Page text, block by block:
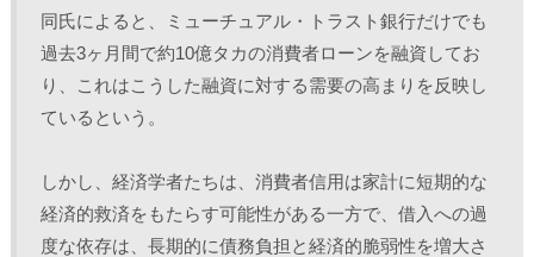
同氏によると、ミューチュアル・トラスト銀行だけでも
過去3ヶ月間で約10億タカの消費者ローンを融資してお
り、これはこうした融資に対する需要の高まりを反映し
ているという。
しかし、経済学者たちは、消費者信用は家計に短期的な
経済的救済をもたらす可能性がある一方で、借入への過
度な依存は、長期的に債務負担と経済的脆弱性を増大さ